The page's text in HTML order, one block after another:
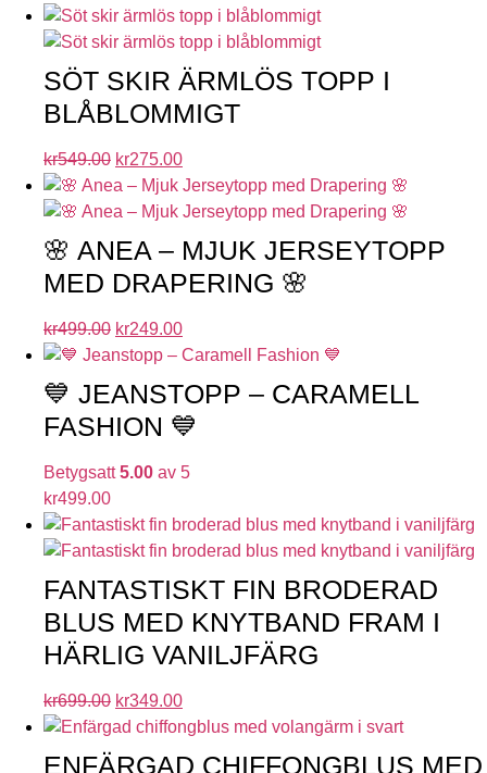
SÖT SKIR ÄRMLÖS TOPP I
BLÅBLOMMIGT
kr549.00 kr275.00
🌸 ANEA – MJUK JERSEYTOPP
MED DRAPERING 🌸
kr499.00 kr249.00
💙 JEANSTOPP – CARAMELL
FASHION 💙
Betygsatt5.00 av 5
kr499.00
FANTASTISKT FIN BRODERAD
BLUS MED KNYTBAND FRAM I
HÄRLIG VANILJFÄRG
kr699.00 kr349.00
ENFÄRGAD CHIFFONGBLUS MED